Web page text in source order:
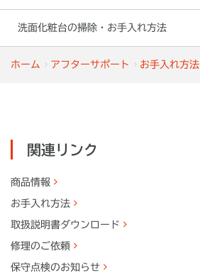
洗面化粧台の掃除・お手入れ方法
ホーム アフターサポート お手入れ方法
関連リンク
商品情報
お手入れ方法
取扱説明書ダウンロード
修理のご依頼
保守点検のお知らせ